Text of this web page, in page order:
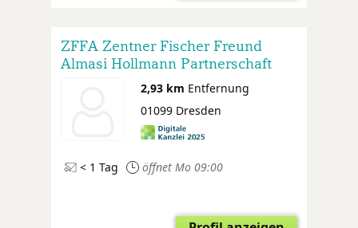
ZFFA Zentner Fischer Freund
Almasi Hollmann Partnerschaft
Steuerberater Rechtsanwälte
2,93 km Entfernung
01099 Dresden
< 1 Tag öffnet Mo 09:00